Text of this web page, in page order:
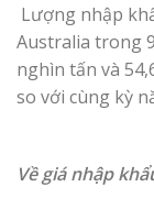
Lượng nhập
Australia trong
nghìn tấn và
so với cùng kỳ
Về giá nhập